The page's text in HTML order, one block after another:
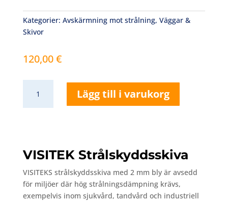
Kategorier: Avskärmning mot strålning, Väggar &
Skivor
120,00€
Strålskyddsskiva
–
mängd
Lägg till i varukorg
VISITEK Strålskyddsskiva
VISITEKS strålskyddsskiva med 2 mm bly är avsedd
för miljöer där hög strålningsdämpning krävs,
exempelvis inom sjukvård, tandvård och industriell